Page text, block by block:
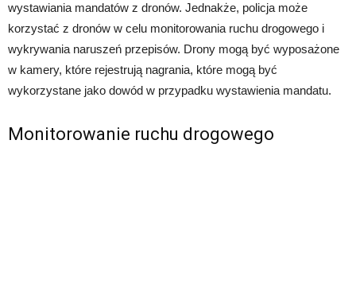
wystawiania mandatów z dronów. Jednakże, policja może
korzystać z dronów w celu monitorowania ruchu drogowego i
wykrywania naruszeń przepisów. Drony mogą być wyposażone
w kamery, które rejestrują nagrania, które mogą być
wykorzystane jako dowód w przypadku wystawienia mandatu.
Monitorowanie ruchu drogowego